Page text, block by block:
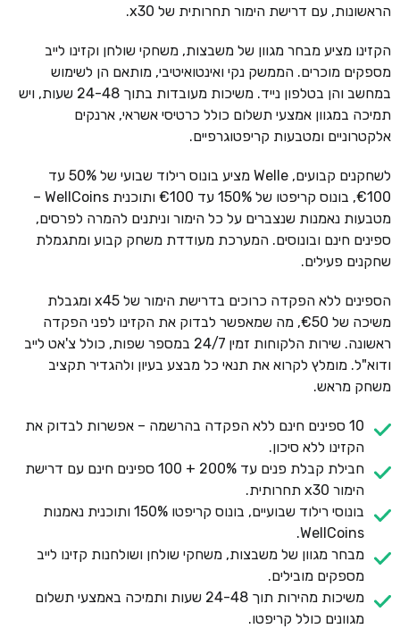
הראשונות, עם דרישת הימור תחרותית של x30.
הקזינו מציע מבחר מגוון של משבצות, משחקי שולחן וקזינו לייב
מספקים מוכרים. הממשק נקי ואינטואיטיבי, מותאם הן לשימוש
במחשב והן בטלפון נייד. משיכות מעובדות בתוך 24-48 שעות, ויש
תמיכה במגוון אמצעי תשלום כולל כרטיסי אשראי, ארנקים
אלקטרוניים ומטבעות קריפטוגרפיים.
לשחקנים קבועים, Welle מציע בונוס רילוד שבועי של 50% עד
€100, בונוס קריפטו של 150% עד €100 ותוכנית WellCoins –
מטבעות נאמנות שנצברים על כל הימור וניתנים להמרה לפרסים,
ספינים חינם ובונוסים. המערכת מעודדת משחק קבוע ומתגמלת
שחקנים פעילים.
הספינים ללא הפקדה כרוכים בדרישת הימור של x45 ומגבלת
משיכה של €50, מה שמאפשר לבדוק את הקזינו לפני הפקדה
ראשונה. שירות הלקוחות זמין 24/7 במספר שפות, כולל צ'אט לייב
ודוא"ל. מומלץ לקרוא את תנאי כל מבצע בעיון ולהגדיר תקציב
משחק מראש.
10 ספינים חינם ללא הפקדה בהרשמה – אפשרות לבדוק את
הקזינו ללא סיכון.
חבילת קבלת פנים עד 200% + 100 ספינים חינם עם דרישת
הימור x30 תחרותית.
בונוסי רילוד שבועיים, בונוס קריפטו 150% ותוכנית נאמנות
WellCoins.
מבחר מגוון של משבצות, משחקי שולחן ושולחנות קזינו לייב
מספקים מובילים.
משיכות מהירות תוך 24-48 שעות ותמיכה באמצעי תשלום
מגוונים כולל קריפטו.